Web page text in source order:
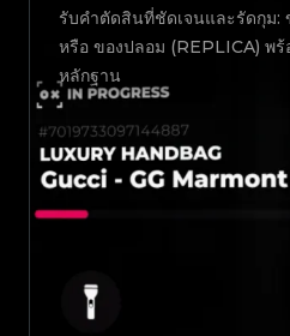
รับคำตัดสินที่ชัดเจนและรัดกุม:
หรือ ของปลอม (REPLICA) พ
หลักฐาน